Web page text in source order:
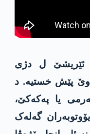
ئێریشێ ل دژی
وێ پێش خستیە. د
یا پەکەکێ،
گەلەک